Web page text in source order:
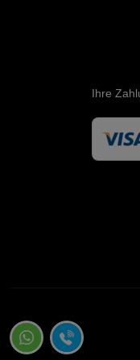
Ihre